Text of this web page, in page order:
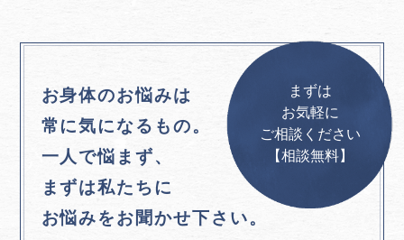
お身体のお悩みは
常に気になるもの。
一人で悩まず、
まずは私たちに
お悩みをお聞かせ下さい。
まずは
お気軽に
ご相談ください
【相談無料】